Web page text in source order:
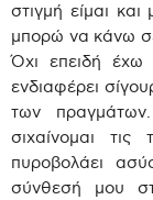
στιγμή είμαι
μπορώ να κάνω
Όχι επειδή
ενδιαφέρει
των
σιχαίνομαι
πυροβολάει
σύνθεσή μου